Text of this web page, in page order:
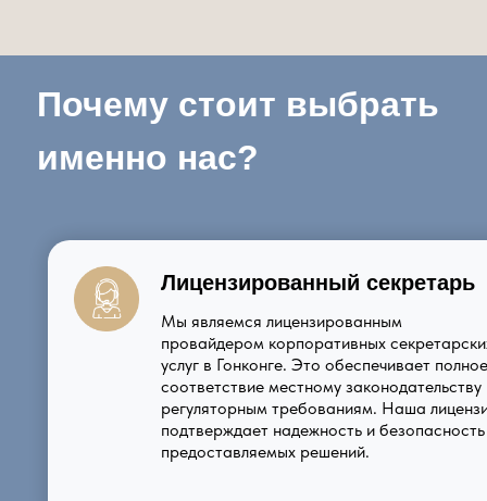
Почему стоит выбрать
именно нас?
Лицензированный секретарь
Мы являемся лицензированным
провайдером корпоративных
услуг в Гонконге. Это обеспечивает полное
соответствие местному законодательству
регуляторным требованиям. Наша
подтверждает надежность и безопасность
предоставляемых решений.